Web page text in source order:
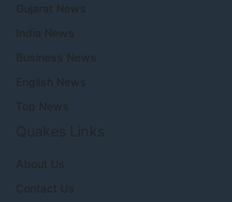
Gujarat News
India News
Business News
English News
Top News
Quakes Links
About Us
Contact Us